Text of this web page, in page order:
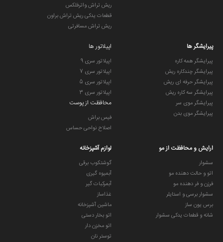
ریش تراش واترفلکس
قطعات یدکی ریش تراش براون
ریش تراش مسافرتی
پیرایشگر ها
پیرایشگر همه کاره
پیرایشگر چندکاره ریش
پیرایشگر حرفه ای ریش
پیرایشگر سه کاره ریش
پیرایشگر موی سر
پیرایشگر موی بدن
اپیلاتور ها
اپیلاتور سری 9
اپیلاتور سری 7
اپیلاتور سری 5
اپیلاتور سری 3
محافظت از پوست
فیس براش
اصلاح نواحی حساس
ارایش و محافظت از مو
سشوار
اتو و حالت دهنده مو
فرزن و فر دهنده مو
سشوار برسی و استایلر
برس یون ساز
شانه و قطعات یدکی سشوار
لوازم آشپزخانه
گوشتکوب برقی
آبمیوه گیری
آبمرکبات گیر
غذاساز
ماشین آشپزخانه
اتو بخار دستی
اتو مخزن دار
توستر نان